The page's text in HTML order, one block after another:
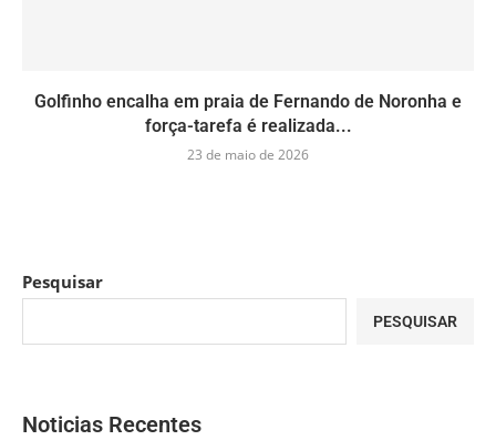
Golfinho encalha em praia de Fernando de Noronha e
força-tarefa é realizada...
23 de maio de 2026
Pesquisar
PESQUISAR
Noticias Recentes